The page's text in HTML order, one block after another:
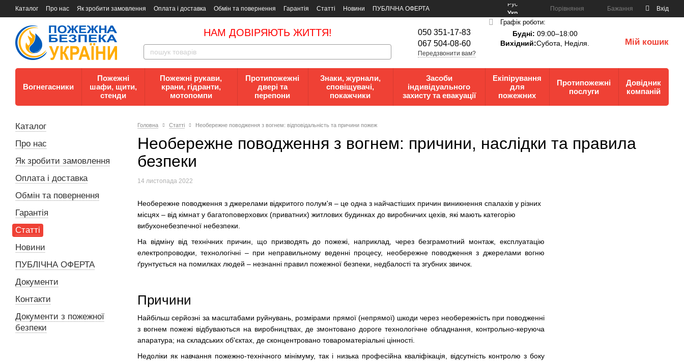
Каталог Про нас Як зробити замовлення Оплата і доставка Обмін та повернення Гарантія Статті Новини
ПУБЛІЧНА ОФЕРТА
Документи
Контакти Документи з пожежної безпеки
Рус
Укр
Порівняння Бажання Вхід
НАМ ДОВІРЯЮТЬ ЖИТТЯ!
050 351-17-83
067 504-08-60
Передзвонити вам?
Графік роботи:
Будні: 09:00–18:00
Вихідний:Субота, Неділя. Мій кошик
Вогнегасники
Пожежні
шафи, щити,
стенди
Пожежні рукави,
крани, гідранти,
мотопомпи
Протипожежні
двері та
перепони
Знаки, журнали,
сповіщувачі,
покажчики
Засоби
індивідуального
захисту та евакуації
Екіпірування
для
пожежних
Протипожежні
послуги
Довідник
компаній
Головна Статті Необережне поводження з вогнем: відповідальність та причини пожеж
Необережне поводження з вогнем: причини, наслідки та правила
безпеки
14 листопада 2022
Необережне поводження з джерелами відкритого полум'я – це одна з найчастіших причин виникнення спалахів у різних
місцях – від кімнат у багатоповерхових (приватних) житлових будинках до виробничих цехів, які мають категорію
вибухонебезпечної небезпеки.
На відміну від технічних причин, що призводять до пожежі, наприклад, через безграмотний монтаж, експлуатацію
електропроводки, технологічні – при неправильному веденні процесу, необережне поводження з джерелами вогню
ґрунтується на помилках людей – незнанні правил пожежної безпеки, недбалості та згубних звичок.
Причини
Найбільш серйозні за масштабами руйнувань, розмірами прямої (непрямої) шкоди через необережність при поводженні
з вогнем пожежі відбуваються на виробництвах, де змонтовано дороге технологічне обладнання, контрольно-керуюча
апаратура; на складських об'єктах, де сконцентровано товароматеріальні цінності.
Недоліки як навчання пожежно-технічного мінімуму, так і низька професійна кваліфікація, відсутність контролю з боку
Каталог
Про нас
Як зробити замовлення
Оплата і доставка
Обмін та повернення
Гарантія
Статті
Новини
ПУБЛІЧНА ОФЕРТА
Документи
Контакти
Документи з пожежної
безпеки